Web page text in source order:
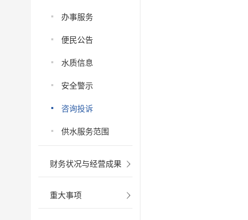
办事服务
便民公告
水质信息
安全警示
咨询投诉
供水服务范围
财务状况与经营成果
重大事项